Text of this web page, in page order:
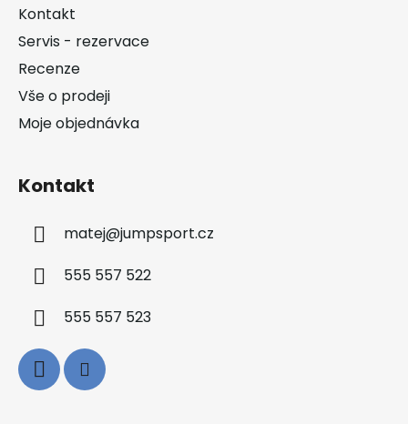
Kontakt
Servis - rezervace
Recenze
Vše o prodeji
Moje objednávka
Kontakt
matej@jumpsport.cz
555 557 522
555 557 523